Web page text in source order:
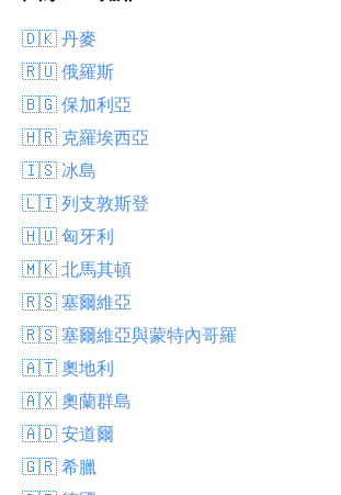
🇩🇰 丹麥
🇷🇺 俄羅斯
🇧🇬 保加利亞
🇭🇷 克羅埃西亞
🇮🇸 冰島
🇱🇮 列支敦斯登
🇭🇺 匈牙利
🇲🇰 北馬其頓
🇷🇸 塞爾維亞
🇷🇸 塞爾維亞與蒙特內哥羅
🇦🇹 奧地利
🇦🇽 奧蘭群島
🇦🇩 安道爾
🇬🇷 希臘